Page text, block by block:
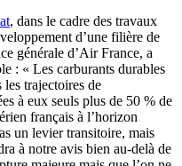
, dans le cadre des travaux
d’une filière de
générale d’Air France, a
: « Les carburants durables
les trajectoires de
à eux seuls plus de 50 % de
français à l’horizon
un levier transitoire, mais
à notre avis bien au-delà de